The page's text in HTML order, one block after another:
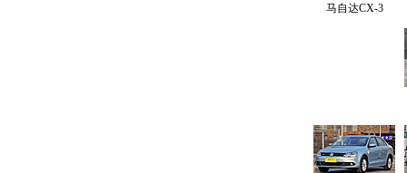
马自达CX-3